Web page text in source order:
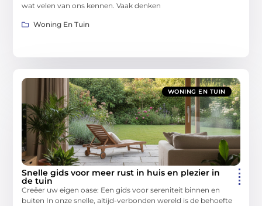
wat velen van ons kennen. Vaak denken
Woning En Tuin
WONING EN TUIN
Snelle gids voor meer rust in huis en plezier in
de tuin
Creëer uw eigen oase: Een gids voor sereniteit binnen en
buiten In onze snelle, altijd-verbonden wereld is de behoefte